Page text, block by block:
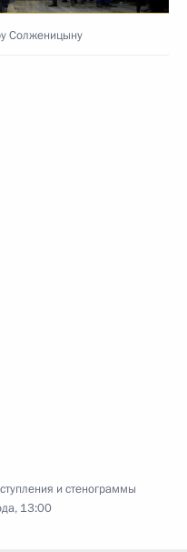
Солженицыну
и стенограммы
13:00